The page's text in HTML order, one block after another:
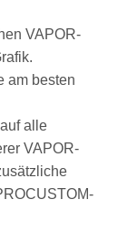
VAPOR-
am besten
alle
VAPOR-